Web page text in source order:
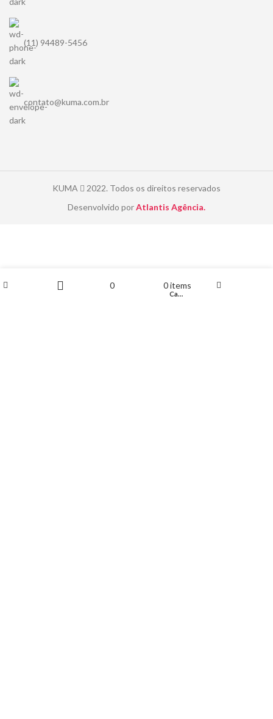
(11) 94489-5456
contato@kuma.com.br
KUMA
2022. Todos os direitos reservados
Desenvolvido porAtlantis Agência.
0 0items